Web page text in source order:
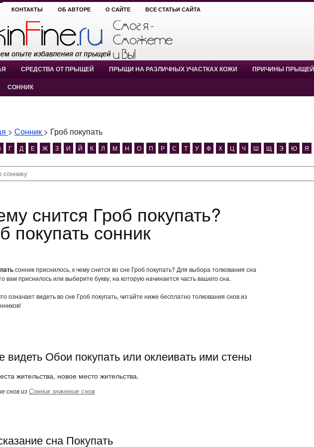
КОНТАКТЫ ОБ АВТОРЕ О САЙТЕ ВСЕ СТАТЬИ САЙТА
СРЕДСТВА ОТ ПРЫЩЕЙ ПРЫЩИ НА РАЗЛИЧНЫХ УЧАСТКАХ КОЖИ ПРИЧИНЫ ПРЫЩЕЙ
СОННИК
> Сонник > Гроб покупать
Г Д Е Ж З И Й К Л М Н О П Р С Т У Ф Х Ц Ч Ш Щ Э Ю Я
покупать сонник
сонник приснилось, к чему снится во сне Гроб покупать? Для выбора толкования сна
вам приснилось или выберите букву, на которую начинается часть вашего сна.
означает видеть во сне Гроб покупать, читайте ниже бесплатно толкования снов из
видеть Обои покупать или оклеивать ими стены
жительства, новое место жительства.
снов изСонник значение снов
сна Покупать